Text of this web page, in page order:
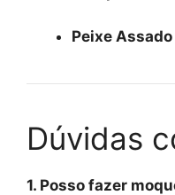
Peixe
Dúvidas
1. Posso fazer